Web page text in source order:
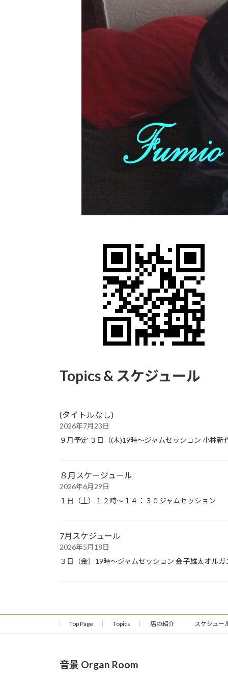
Topics & スケジュール
(タイトルなし)
2026年7月23日
９月予定 ３日（(木)19時〜ジャムセッション 小林
８月スケージュール
2026年6月29日
１日（土）１２時〜１４：３０ジャムセッシ
7月スケジュール
2026年5月18日
３日（金）19時〜ジャムセッション 金子雄太オル
Top Page Topics 店の紹介 スケジュー
音景 Organ Room